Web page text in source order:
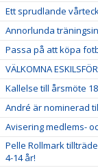
Ett sprudlande
Annorlunda
Passa på att köpa
VÄLKOMNA
Kallelse till årsmöte
André är nominerad
Avisering medlems-
Pelle Rollmark
4-14 år!